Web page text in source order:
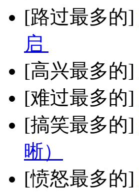
[路过最多的]
启
[高兴最多的]
[难过最多的]
[搞笑最多的]
晰）
[愤怒最多的]